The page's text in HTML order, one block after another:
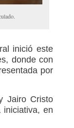
inició este
donde con
por
Jairo Cristo
en